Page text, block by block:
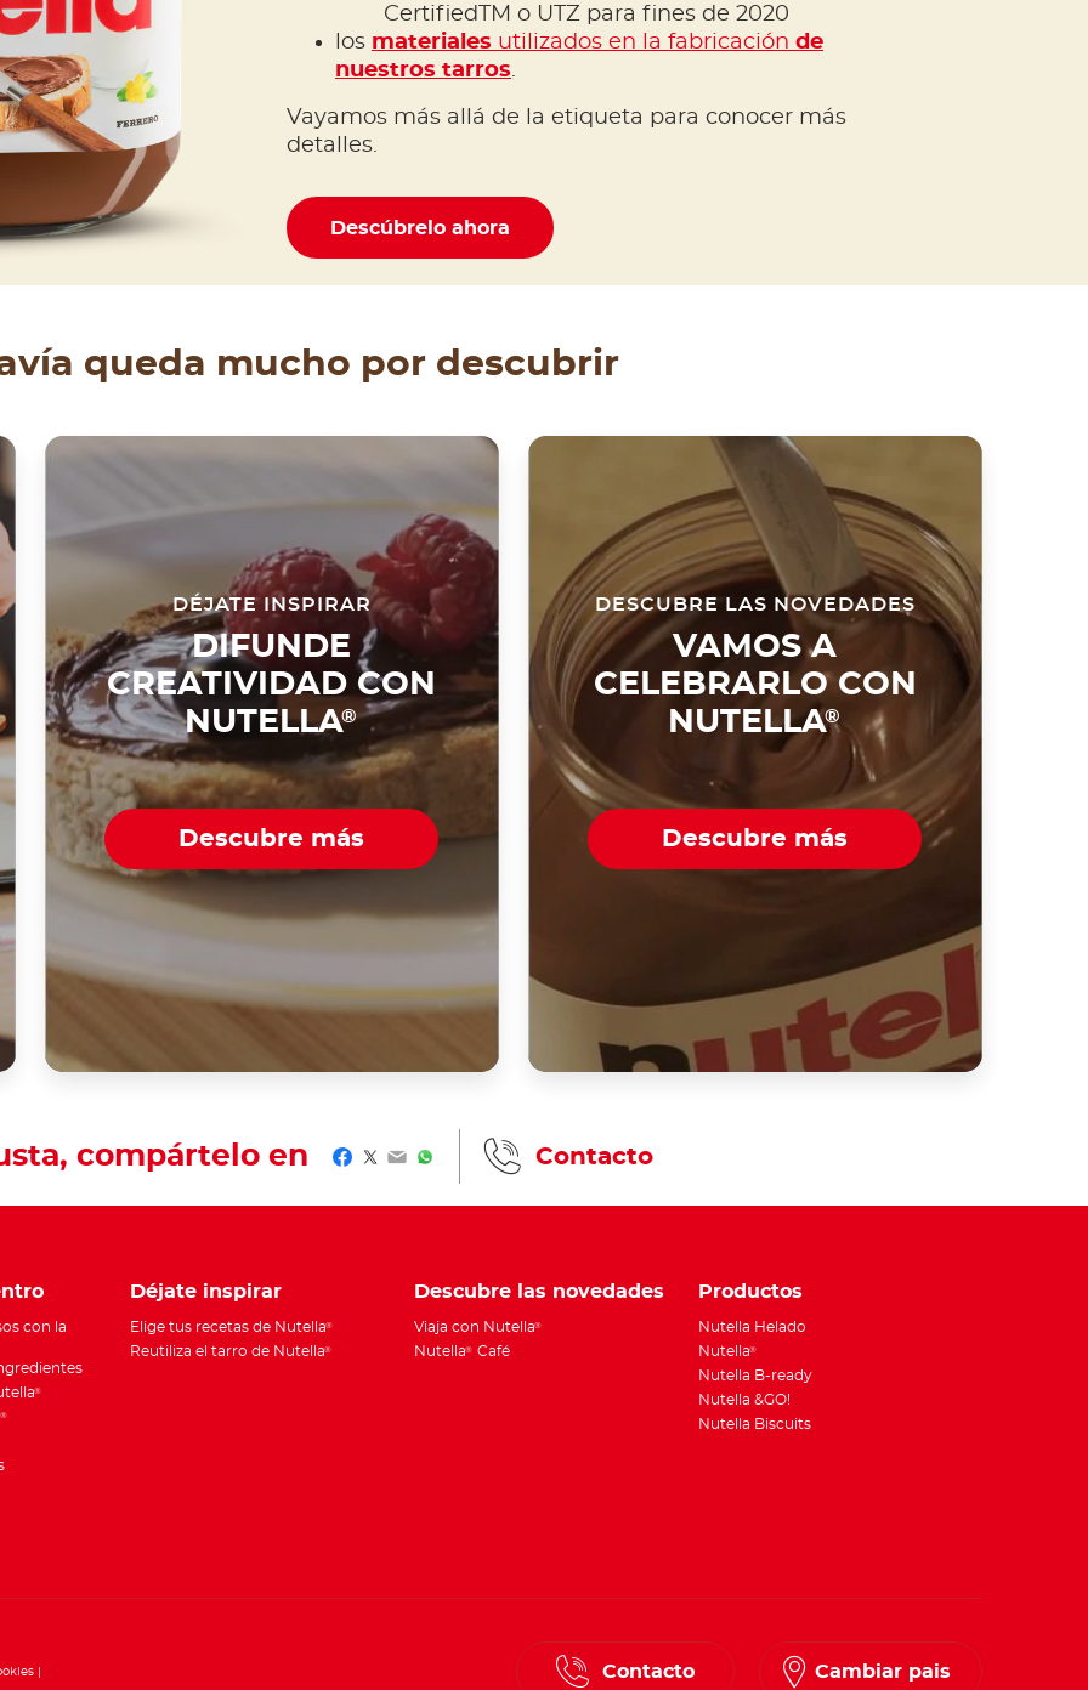
CertifiedTM o UTZ para fines de 2020
los materiales utilizados en la fabricación de
nuestros tarros.
Vayamos más allá de la etiqueta para conocer más
detalles.
Descúbrelo ahora
queda mucho por descubrir
DÉJATE INSPIRAR
DIFUNDE
CREATIVIDAD CON
NUTELLA®
Descubre más
DESCUBRE LAS NOVEDADES
VAMOS A
CELEBRARLO CON
NUTELLA®
Descubre más
compártelo en Facebook
Twitter
EmailWhatsApp Contacto
con la
®
®
Déjate inspirar
Elige tus recetas de Nutella®
Reutiliza el tarro de Nutella®
Descubre las novedades
Viaja con Nutella®
Nutella® Café
Productos
Nutella Helado
Nutella®
Nutella B-ready
Nutella &GO!
Nutella Biscuits
Contacto Cambiar pais